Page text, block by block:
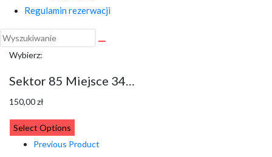
Regulamin rezerwacji
Wybierz:
Sektor 85 Miejsce 34…
150,00zł
Select Options
Previous Product